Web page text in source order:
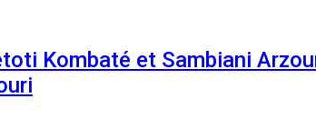
Kombaté et Sambiani